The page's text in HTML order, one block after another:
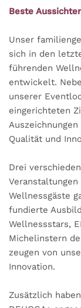
Beste
Unser
sich in den
führenden
entwickelt.
unserer
eingerichteten
Qualität und
Drei
Veranstaltungen
Wellnessgäste
fundierte
Wellnessstars,
Michelinstern
zeugen von
Innovation.
Zusätzlich